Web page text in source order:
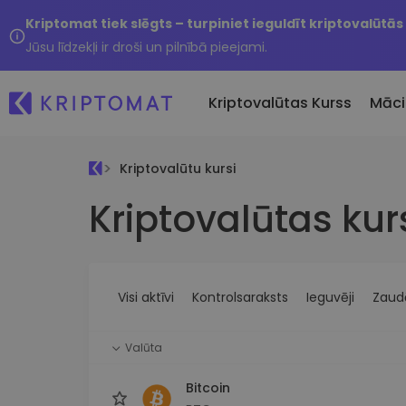
Kriptomat tiek slēgts – turpiniet ieguldīt kriptovalūtās
Jūsu līdzekļi ir droši un pilnībā pieejami.
Kriptovalūtas Kurss
Visas cenas
Vairāk nekā 300 kriptovalūtu Nesen
Pērciet vairāk nekā 300
kriptovalūtas
iespējas
Kriptovalūtu kursi
Kriptovalūtas
Visi aktīvi Kontrolsaraksts Ieguvēji
Valūta
Bitcoin